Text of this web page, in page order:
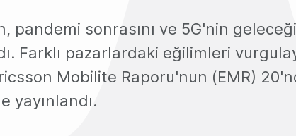
pandemi sonrasını ve 5G'nin
Farklı pazarlardaki eğilimleri
Mobilite Raporu'nun (EMR)
yayınlandı.